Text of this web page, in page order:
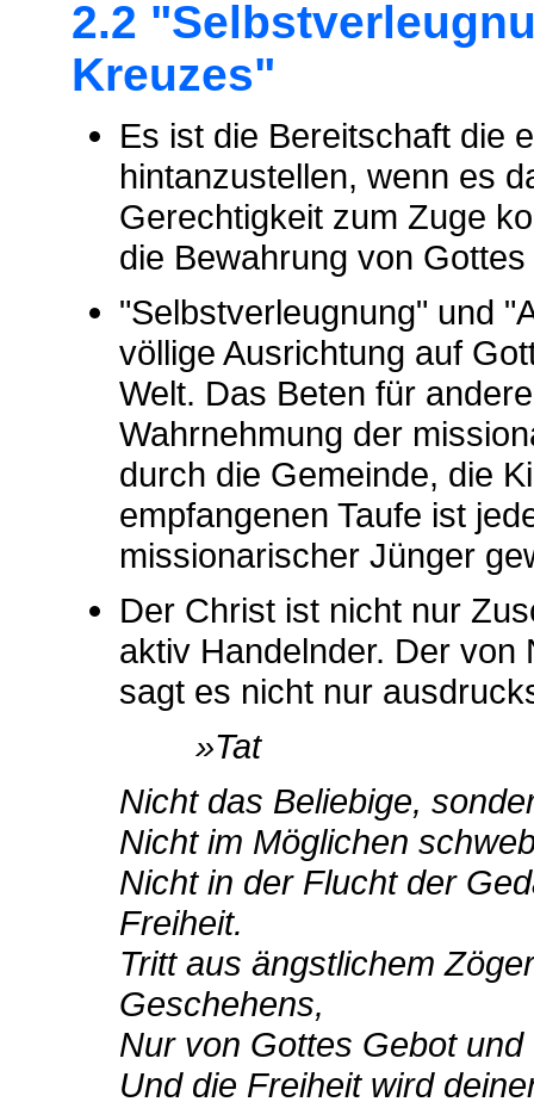
2.2
Kreuzes"
Es ist die Bereitschaft die
hintanzustellen, wenn es
Gerechtigkeit zum Zuge
die Bewahrung von
"Selbstverleugnung" und
völlige Ausrichtung auf
Welt. Das Beten für
Wahrnehmung der
durch die Gemeinde, die
empfangenen Taufe ist
missionarischer Jünger
Der Christ ist nicht nur
aktiv Handelnder. Der von
sagt es nicht nur
»Tat
Nicht das Beliebige,
Nicht im Möglichen
Nicht in der Flucht der
Freiheit.
Tritt aus ängstlichem
Geschehens,
Nur von Gottes Gebot
Und die Freiheit wird